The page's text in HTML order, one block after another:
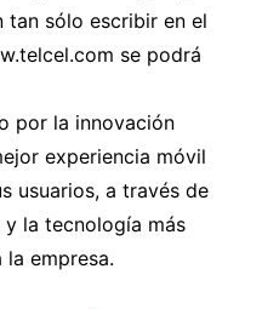
tan sólo escribir en el
se podrá
por la innovación
experiencia móvil
usuarios, a través de
la tecnología más
empresa.